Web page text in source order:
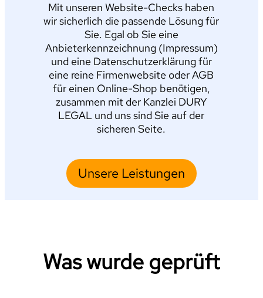
Mit unseren Website-Checks haben
wir sicherlich die passende Lösung für
Sie. Egal ob Sie eine
Anbieterkennzeichnung (Impressum)
und eine Datenschutzerklärung für
eine reine Firmenwebsite oder AGB
für einen Online-Shop benötigen,
zusammen mit der Kanzlei DURY
LEGAL und uns sind Sie auf der
sicheren Seite.
Unsere Leistungen
Was wurde geprüft